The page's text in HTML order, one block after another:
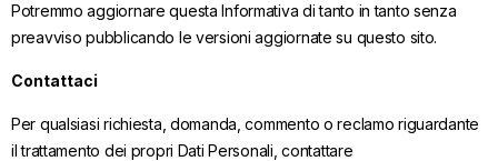
Potremmo aggiornare questa Informativa di tanto in tanto senza
preavviso pubblicando le versioni aggiornate su questo sito.
Contattaci
Per qualsiasi richiesta, domanda, commento o reclamo riguardante
il trattamento dei propri Dati Personali, contattare